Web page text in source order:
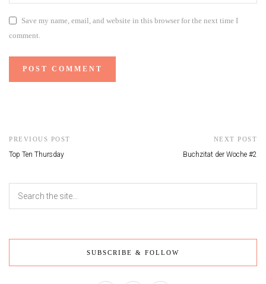
Save my name, email, and website in this browser for the next time I
comment.
PREVIOUS POST
Top Ten Thursday
NEXT POST
Buchzitat der Woche #2
SUBSCRIBE & FOLLOW